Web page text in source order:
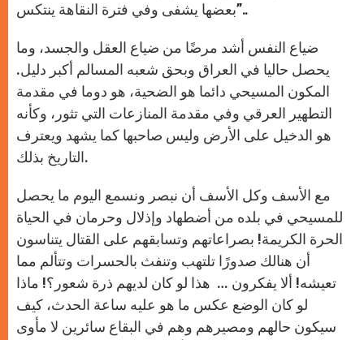
بعضها يشفى وفي فترة النقاهة ينتكس”..
ضياع النفس أشد مرضًا من ضياع العقل والجسد، وما
يحصل حاليا في العراق وبحق شعبه المسالم أكبر دليل.
المكون المسيحي دائما هو الضحية، هو دوما في مقدمة
التطهير العرقي وفي مقدمة المنازعات التي تثور، وكأنه
هو الدخيل على الأرض وليس صاحبها كما يشهد ويعترف
التاريخ بذلك.
مع الأسف وكل الأسف أن نبصر ونسمع اليوم ما يحصل
للمسيحي في بلده من أضطهاد وإذلال وحرمان في الحياة
الحرة الكريمة! بصراعاتهم وتسابقهم على القتال يتناسون
أن هنالك صدورًا تلتهب وتنفث بالحسرات وتتألم مما
تعيشه! ألا يفكرون … هذا لو كان لديهم ذرة شعور؟! ماذا
لو كان الوضع عكس ما هو عليه ساعة الحدث، كيف
سيكون حالهم ومصيرهم وهم في البقاع سائرين لا مأوى